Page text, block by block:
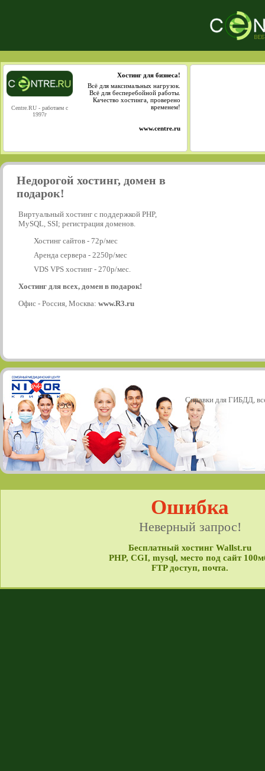
Centre.RU - работаем с
1997г
Хостинг для бизнеса!
Всё для максимальных нагрузок.
Всё для бесперебойной работы.
Качество хостинга, проверено
временем!
www.centre.ru
Недорогой хостинг, домен в
подарок!
Виртуальный хостинг с поддержкой PHP,
MySQL, SSI; регистрация доменов.
Хостинг сайтов - 72р/мес
Аренда сервера - 2250р/мес
VDS VPS хостинг - 270р/мес.
Хостинг для всех, домен в подарок!
Офис - Россия, Москва: www.R3.ru
Справки для ГИБДД,
Ошибка
Неверный запрос!
Бесплатный хостинг Wallst.ru
PHP, CGI, mysql, место под сайт
FTP доступ, почта.